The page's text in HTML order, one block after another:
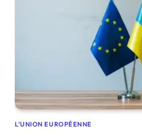
L'UNION EUROPÉENNE